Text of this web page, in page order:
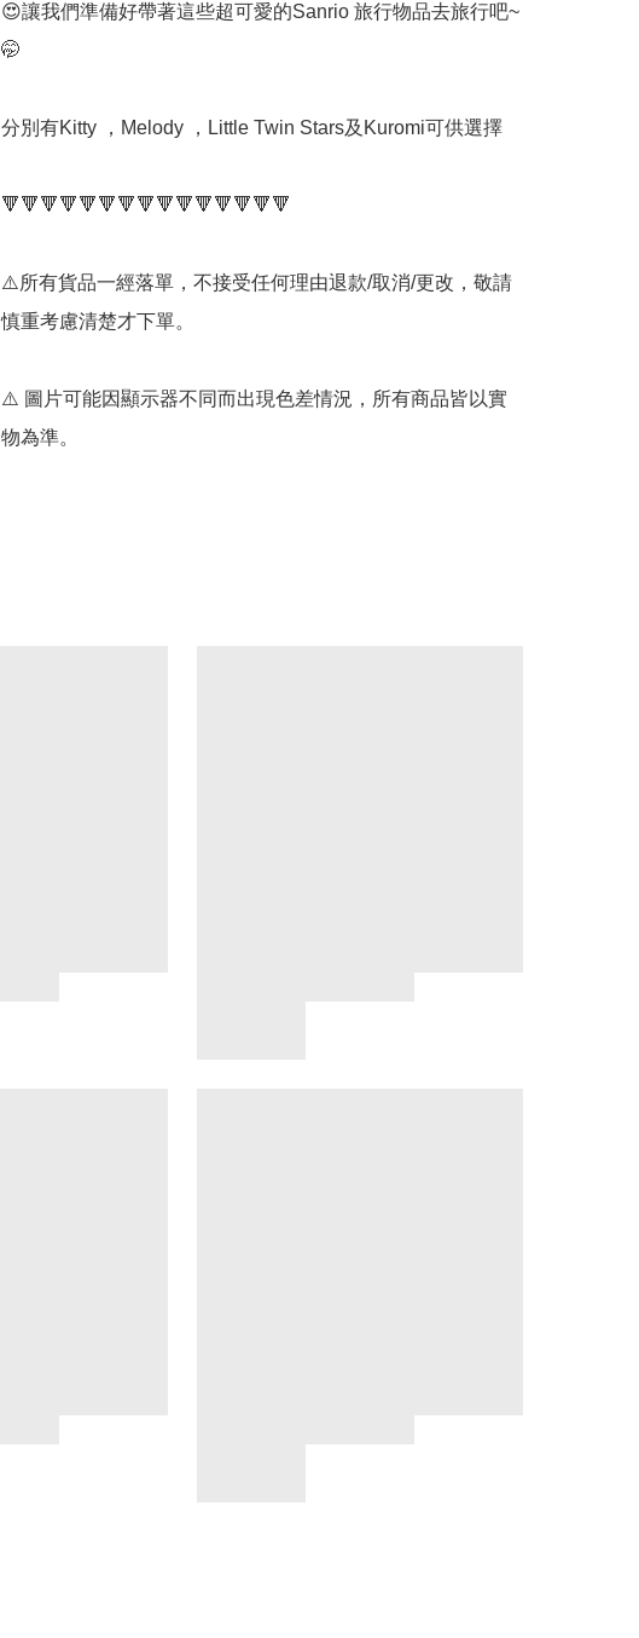
😍讓我們準備好帶著這些超可愛的Sanrio 旅行物品去旅行吧~
🤭
分別有Kitty ，Melody ，Little Twin Stars及Kuromi可供選擇
🔻🔻🔻🔻🔻🔻🔻🔻🔻🔻🔻🔻🔻🔻🔻
⚠️所有貨品一經落單，不接受任何理由退款/取消/更改，敬請
慎重考慮清楚才下單。
⚠️ 圖片可能因顯示器不同而出現色差情況，所有商品皆以實
物為準。